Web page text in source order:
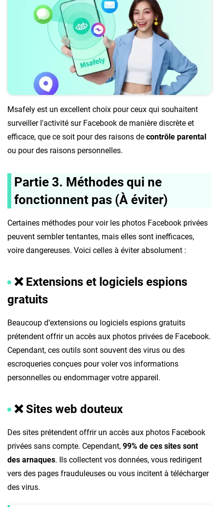
Msafely est un excellent choix pour ceux qui souhaitent
surveiller l'activité sur Facebook de manière discrète et
efficace, que ce soit pour des raisons de contrôle parental
ou pour des raisons personnelles.
Partie 3. Méthodes qui ne
fonctionnent pas (À éviter)
Certaines méthodes pour voir les photos Facebook privées
peuvent sembler tentantes, mais elles sont inefficaces,
voire dangereuses. Voici celles à éviter absolument :
❌ Extensions et logiciels espions
gratuits
Beaucoup d’extensions ou logiciels espions gratuits
prétendent offrir un accès aux photos privées de Facebook.
Cependant, ces outils sont souvent des virus ou des
escroqueries conçues pour voler vos informations
personnelles ou endommager votre appareil.
❌ Sites web douteux
Des sites prétendent offrir un accès aux photos Facebook
privées sans compte. Cependant, 99% de ces sites sont
des arnaques. Ils collectent vos données, vous redirigent
vers des pages frauduleuses ou vous incitent à télécharger
des virus.